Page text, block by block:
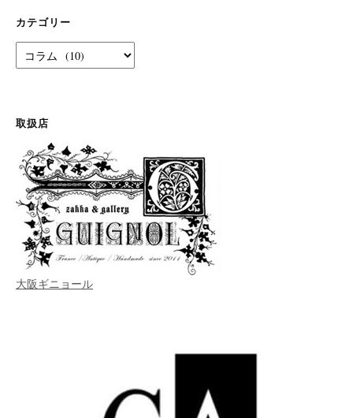
カテゴリー
テ
ー
取扱店
大阪ギニョール